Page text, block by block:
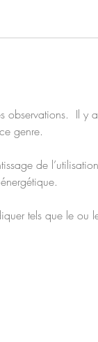
Il y
genre.
de
tels que le ou